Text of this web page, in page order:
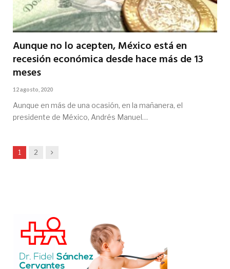
Aunque no lo acepten, México está en
recesión económica desde hace más de 13
meses
12 agosto, 2020
Aunque en más de una ocasión, en la mañanera, el
presidente de México, Andrés Manuel…
1 2 Siguiente